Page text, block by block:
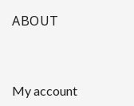
ABOUT
My account